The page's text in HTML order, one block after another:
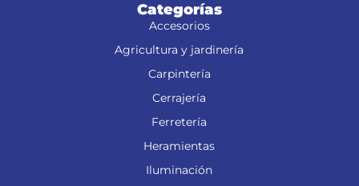
Categorías
Accesorios
Agricultura y jardinería
Carpintería
Cerrajería
Ferretería
Heramientas
Iluminación